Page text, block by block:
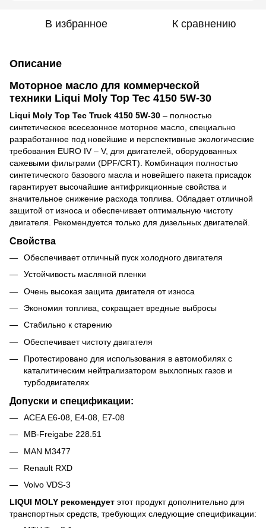
В избранное К сравнению
Описание
Моторное масло для коммерческой
техники Liqui Moly Тор Tec 4150 5W-30
Liqui Moly Top Tec Truck 4150 5W-30 – полностью
синтетическое всесезонное моторное масло, специально
разработанное под новейшие и перспективные экологические
требования EURO IV – V, для двигателей, оборудованных
сажевыми фильтрами (DPF/CRT). Комбинация полностью
синтетического базового масла и новейшего пакета присадок
гарантирует высочайшие антифрикционные свойства и
значительное снижение расхода топлива. Обладает отличной
защитой от износа и обеспечивает оптимальную чистоту
двигателя. Рекомендуется только для дизельных двигателей.
Свойства
Обеспечивает отличный пуск холодного двигателя
Устойчивость масляной пленки
Очень высокая защита двигателя от износа
Экономия топлива, сокращает вредные выбросы
Стабильно к старению
Обеспечивает чистоту двигателя
Протестировано для использования в автомобилях с
каталитическим нейтрализатором выхлопных газов и
турбодвигателях
Допуски и спецификации:
ACEA E6-08, E4-08, E7-08
MB-Freigabe 228.51
MAN M3477
Renault RXD
Volvo VDS-3
LIQUI MOLY рекомендует этот продукт дополнительно для
транспортных средств, требующих следующие спецификации: